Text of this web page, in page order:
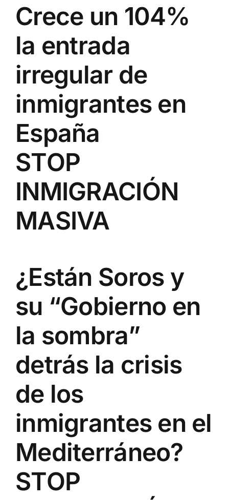
Crece un 104%
la entrada
irregular de
inmigrantes en
España
STOP
INMIGRACIÓN
MASIVA
¿Están Soros y
su “Gobierno en
la sombra”
detrás la crisis
de los
inmigrantes en el
Mediterráneo?
STOP